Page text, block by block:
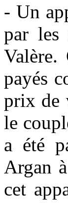
‑ Un
par les
Valère.
payés
prix de
le
a été
Argan
cet